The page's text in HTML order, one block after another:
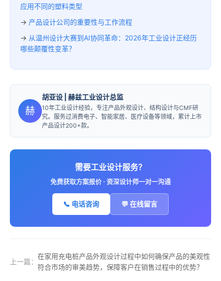
应用不同的塑料类型
→ 产品设计公司的重要性与工作流程
→ 从温州设计大赛到AI协同革命：2026年工业设计正经历
哪些颠覆性变革？
赫
胡亚设 | 赫兹工业设计总监
10年工业设计经验，专注产品外观设计、结构设计与CMF研
究。服务过消费电子、智能家居、医疗设备等领域，累计上市
产品设计200+款。
需要工业设计服务？
免费获取方案报价 · 资深设计师一对一沟通
📞 电话咨询 💬 在线留言
上一篇：
在家用充电桩产品外观设计过程中如何确保产品的美观性
符合市场的审美趋势，保障客户在销售过程中的优势？